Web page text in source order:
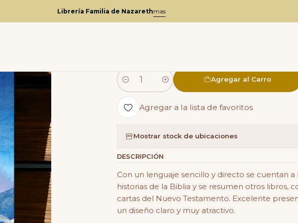
Librería Familia de Nazarethmas
Catalogo Infantil La Biblia Ilustrada - Mensajero
La Biblia Ilustrada
Cantidad
Agregar al Carro
Agregar a la lista de favoritos
Mostrar stock de ubicaciones
DESCRIPCIÓN
Con un lenguaje sencillo y directo se cuentan
historias de la Biblia y se resumen otros libros,
cartas del Nuevo Testamento. Excelente
un diseño claro y muy atractivo.